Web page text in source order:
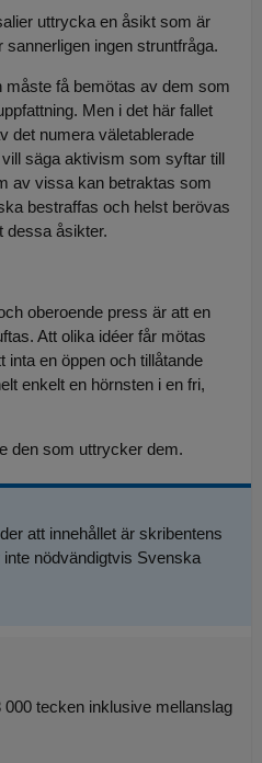
uttrycka en åsikt som är
ingen struntfråga.
få bemötas av dem som
Men i det här fallet
det numera väletablerade
säga aktivism som syftar till
av vissa kan betraktas som
bestraffas och helst berövas
dessa åsikter.
oberoende press är att en
Att olika idéer får mötas
inta en öppen och tillåtande
enkelt en hörnsten i en fri,
den som uttrycker dem.
att innehållet är skribentens
nödvändigtvis Svenska
tecken inklusive mellanslag